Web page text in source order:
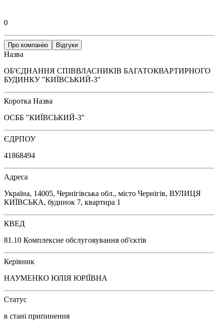
0
Про компанію Відгуки
Назва
ОБ'ЄДНАННЯ СПІВВЛАСНИКІВ БАГАТОКВАРТИРНОГО
БУДИНКУ "КИЇВСЬКИЙ-3"
Коротка Назва
ОСББ "КИЇВСЬКИЙ-3"
ЄДРПОУ
41868494
Адреса
Україна, 14005, Чернігівська обл., місто Чернігів, ВУЛИЦЯ
КИЇВСЬКА, будинок 7, квартира 1
КВЕД
81.10 Комплексне обслуговування об'єктів
Керівник
НАУМЕНКО ЮЛІЯ ЮРІЇВНА
Статус
в стані припинення